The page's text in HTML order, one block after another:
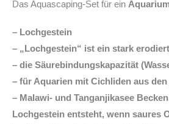
Das Aquascaping-Set für ein
– Lochgestein
– „Lochgestein“ ist ein stark
– die Säurebindungskapazität
– für Aquarien mit Cichliden aus
– Malawi- und Tanganjikasee
Lochgestein entsteht, wenn saures